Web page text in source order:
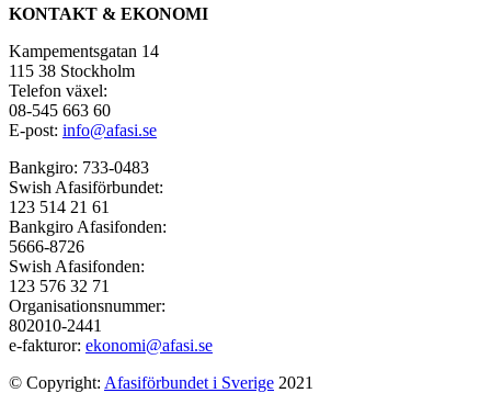
KONTAKT & EKONOMI
Kampementsgatan 14
115 38 Stockholm
Telefon växel:
08-545 663 60
E-post: info@afasi.se
Bankgiro: 733-0483
Swish Afasiförbundet:
123 514 21 61
Bankgiro Afasifonden:
5666-8726
Swish Afasifonden:
123 576 32 71
Organisationsnummer:
802010-2441
e-fakturor: ekonomi@afasi.se
© Copyright: Afasiförbundet i Sverige 2021